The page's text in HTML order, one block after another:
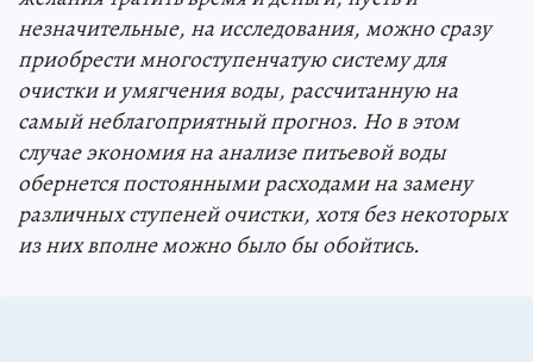
незначительные, на исследования, можно сразу
приобрести многоступенчатую систему для
очистки и умягчения воды, рассчитанную на
самый неблагоприятный прогноз. Но в этом
случае экономия на анализе питьевой воды
обернется постоянными расходами на замену
различных ступеней очистки, хотя без некоторых
из них вполне можно было бы обойтись.